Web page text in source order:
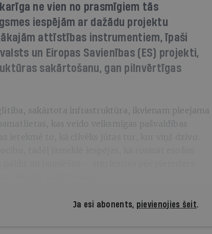
ne vien no prasmīgiem tās
iespējām ar dažādu projektu
attīstības instrumentiem, īpaši
un Eiropas Savienības (ES) projekti,
sakārtošanu, gan pilnvērtīgas
sakārtota infrastruktūra, ikvienam pieejama
kas veido veiksmīgas pašvaldības
Ja esi abonents, pievienojies šeit.